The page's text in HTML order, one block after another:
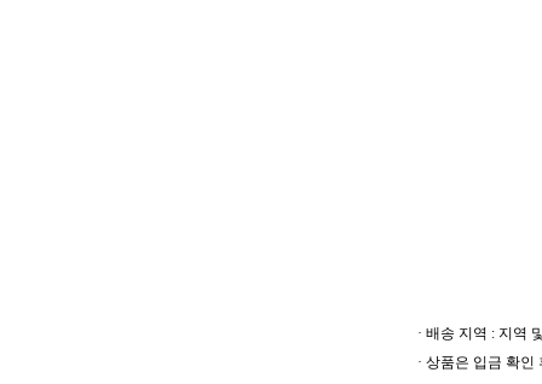
· 배송 지역 : 지역
· 상품은 입금 확